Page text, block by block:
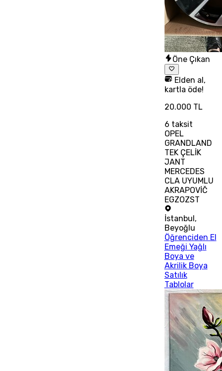
Öne Çıkan
Elden al,
kartla öde!
20.000 TL
6 taksit
OPEL
GRANDLAND
TEK ÇELİK
JANT
MERCEDES
CLA UYUMLU
AKRAPOVİČ
EGZOZST
İstanbul ,
Beyoğlu
Öğrenciden El
Emeği Yağlı
Boya ve
Akrilik Boya
Satılık
Tablolar